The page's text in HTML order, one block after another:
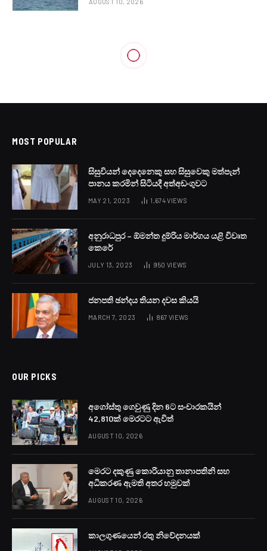
AUGUST 10, 2026
බොරතෙල් මිල ඉහළට
ගෝලීය බලශක්ති වෙළෙඳපොළේ බොරතෙල් මිල ගණන් අද
නවතම දත්ත අනුව, WTI බොරතෙල් බැරලයක මිල අමෙරිකානු
ඩොලර් 94.92 දක්වා ඉහළ ගොස් ඇති අතර එය සියයට 1.24ක
බ්‍රෙන්ට් වර්ගයේ බොරතෙල් බැරලයක මිල ඩොලර් 97.04ක්
දක්වා ඉහළ ගොස් ඇති අතර එය සියයට 1.08ක වැඩිවීමක්
එමෙන්ම, එක්සත් අරාබි එමීර් රාජ්‍යයේ මර්බන් බොරතෙල්